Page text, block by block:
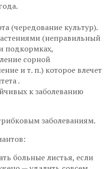
(чередование культур).
(неправильный
подкормках,
сорной
и т. п.) которое влечет
.
к заболеванию
заболеваниям.
больные листья, если